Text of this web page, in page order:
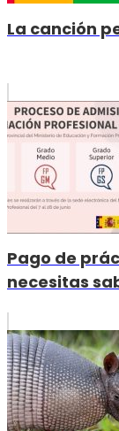
La canción
Pago de
necesitas